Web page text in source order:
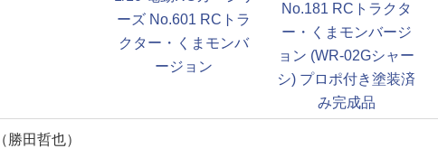
ーズ No.601 RCトラ
クター・くまモンバ
ージョン
No.181 RCトラクタ
ー・くまモンバージ
ョン (WR-02Gシャー
シ) プロポ付き塗装済
み完成品
（勝田哲也）